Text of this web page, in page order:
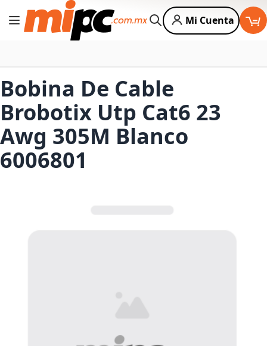
Cambiar Nav
Buscar
Mi Cuenta
Bobina De Cable
Brobotix Utp Cat6 23
Awg 305M Blanco
6006801